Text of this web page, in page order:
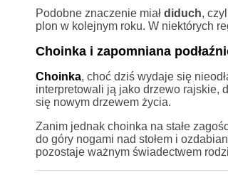
Podobne znaczenie miał diduch,
plon w kolejnym roku. W niektórych
Choinka i zapomniana
Choinka, choć dziś wydaje się
interpretowali ją jako drzewo rajskie,
się nowym drzewem życia.
Zanim jednak choinka na stałe
do góry nogami nad stołem i
pozostaje ważnym świadectwem